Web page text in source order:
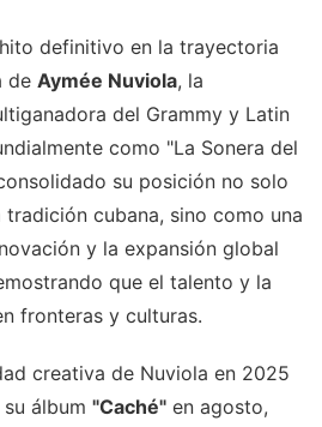
definitivo en la trayectoria
de Aymée Nuviola, la
del Grammy y Latin
como "La Sonera del
su posición no solo
cubana, sino como una
y la expansión global
que el talento y la
fronteras y culturas.
creativa de Nuviola en 2025
álbum "Caché" en agosto,